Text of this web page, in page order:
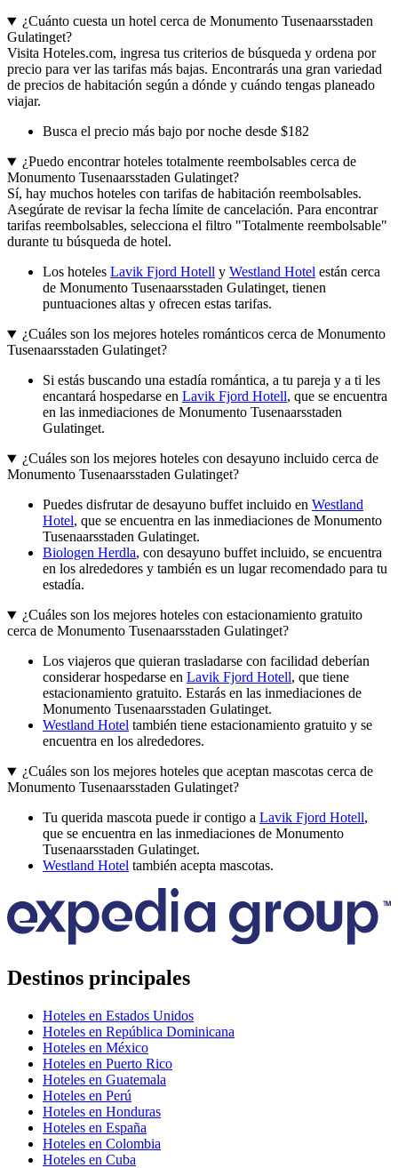
¿Cuánto cuesta un hotel cerca de Monumento Tusenaarsstaden
Gulatinget?
Visita Hoteles.com, ingresa tus criterios de búsqueda y ordena por
precio para ver las tarifas más bajas. Encontrarás una gran variedad
de precios de habitación según a dónde y cuándo tengas planeado
viajar.
Busca el precio más bajo por noche desde $182
¿Puedo encontrar hoteles totalmente reembolsables cerca de
Monumento Tusenaarsstaden Gulatinget?
Sí, hay muchos hoteles con tarifas de habitación reembolsables.
Asegúrate de revisar la fecha límite de cancelación. Para encontrar
tarifas reembolsables, selecciona el filtro "Totalmente reembolsable"
durante tu búsqueda de hotel.
Los hoteles Lavik Fjord Hotell y Westland Hotel están cerca
de Monumento Tusenaarsstaden Gulatinget, tienen
puntuaciones altas y ofrecen estas tarifas.
¿Cuáles son los mejores hoteles románticos cerca de Monumento
Tusenaarsstaden Gulatinget?
Si estás buscando una estadía romántica, a tu pareja y a ti les
encantará hospedarse en Lavik Fjord Hotell, que se encuentra
en las inmediaciones de Monumento Tusenaarsstaden
Gulatinget.
¿Cuáles son los mejores hoteles con desayuno incluido cerca de
Monumento Tusenaarsstaden Gulatinget?
Puedes disfrutar de desayuno buffet incluido en Westland
Hotel, que se encuentra en las inmediaciones de Monumento
Tusenaarsstaden Gulatinget.
Biologen Herdla, con desayuno buffet incluido, se encuentra
en los alrededores y también es un lugar recomendado para tu
estadía.
¿Cuáles son los mejores hoteles con estacionamiento gratuito
cerca de Monumento Tusenaarsstaden Gulatinget?
Los viajeros que quieran trasladarse con facilidad deberían
considerar hospedarse en Lavik Fjord Hotell, que tiene
estacionamiento gratuito. Estarás en las inmediaciones de
Monumento Tusenaarsstaden Gulatinget.
Westland Hotel también tiene estacionamiento gratuito y se
encuentra en los alrededores.
¿Cuáles son los mejores hoteles que aceptan mascotas cerca de
Monumento Tusenaarsstaden Gulatinget?
Tu querida mascota puede ir contigo a Lavik Fjord Hotell,
que se encuentra en las inmediaciones de Monumento
Tusenaarsstaden Gulatinget.
Westland Hotel también acepta mascotas.
Destinos principales
Hoteles en Estados Unidos
Hoteles en República Dominicana
Hoteles en México
Hoteles en Puerto Rico
Hoteles en Guatemala
Hoteles en Perú
Hoteles en Honduras
Hoteles en España
Hoteles en Colombia
Hoteles en Cuba